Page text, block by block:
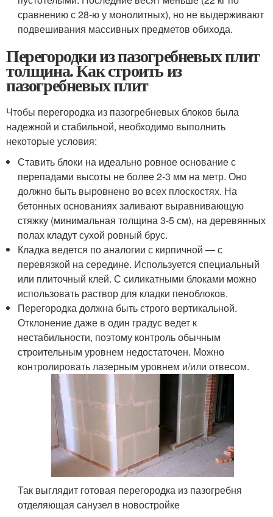
сравнению с 28-ю у монолитных), но не выдерживают
подвешивания массивных предметов обихода.
Перегородки из пазогребневых плит
толщина. Как строить из
пазогребневых плит
Чтобы перегородка из пазогребневых блоков была
надежной и стабильной, необходимо выполнить
некоторые условия:
Ставить блоки на идеально ровное основание с
перепадами высоты не более 2-3 мм на метр. Оно
должно быть выровнено во всех плоскостях. На
бетонных основаниях заливают выравнивающую
стяжку (минимальная толщина 3-5 см), на деревянных
полах кладут сухой ровный брус.
Кладка ведется по аналогии с кирпичной — с
перевязкой на середине. Используется специальный
или плиточный клей. С силикатными блоками можно
использовать раствор для кладки пеноблоков.
Перегородка должна быть строго вертикальной.
Отклонение даже в один градус ведет к
нестабильности, поэтому контроль обычным
строительным уровнем недостаточен. Можно
контролировать лазерным уровнем и/или отвесом.
Так выглядит готовая перегородка из пазогребня
отделяющая санузел в новостройке